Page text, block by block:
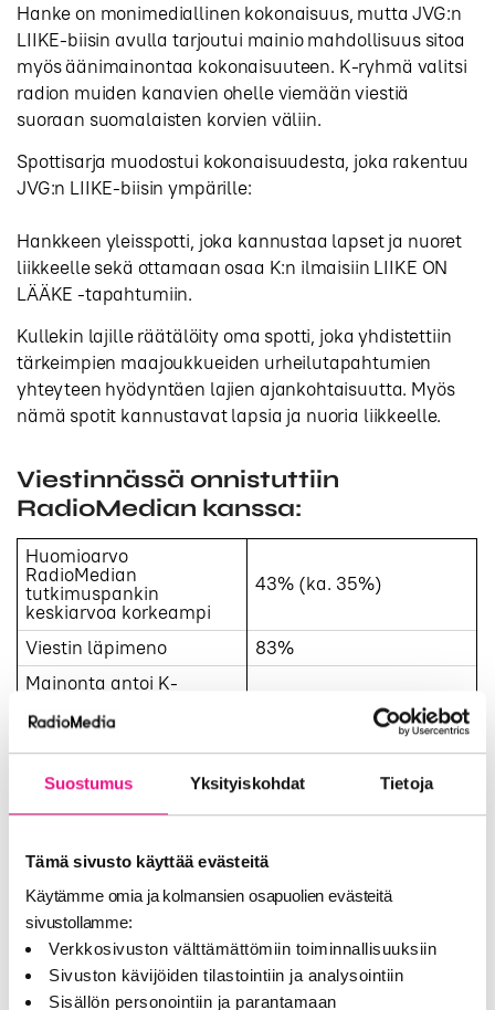
Suostumus Yksityiskohdat Tietoja
Tämä sivusto käyttää evästeitä
Käytämme omia ja kolmansien osapuolien evästeitä
sivustollamme:
Verkkosivuston välttämättömiin toiminnallisuuksiin
Sivuston kävijöiden tilastointiin ja analysointiin
Sisällön personointiin ja parantamaan
Hanke on monimediallinen kokonaisuus, mutta JVG:n
LIIKE-biisin avulla tarjoutui mainio mahdollisuus sitoa
myös äänimainontaa kokonaisuuteen. K-ryhmä valitsi
radion muiden kanavien ohelle viemään viestiä
suoraan suomalaisten korvien väliin.
Spottisarja muodostui kokonaisuudesta, joka rakentuu
JVG:n LIIKE-biisin ympärille:
Hankkeen yleisspotti, joka kannustaa lapset ja nuoret
liikkeelle sekä ottamaan osaa K:n ilmaisiin LIIKE ON
LÄÄKE -tapahtumiin.
Kullekin lajille räätälöity oma spotti, joka yhdistettiin
tärkeimpien maajoukkueiden urheilutapahtumien
yhteyteen hyödyntäen lajien ajankohtaisuutta. Myös
nämä spotit kannustavat lapsia ja nuoria liikkeelle.
Viestinnässä onnistuttiin
RadioMedian kanssa:
Huomioarvo
RadioMedian
tutkimuspankin
keskiarvoa korkeampi
43% (ka. 35%)
Viestin läpimeno
83%
Mainonta antoi K-
kuvan
Kertoi ymmärrettävästi
K-ryhmän
vastuullisuusteoista
59%
Radiomainonta toi hankkeelle lisäpeittoa uusiin
kohderyhmiin, joka auttoi meitä tavoittamaan entistä
laajemman joukon kiireisiä lapsiperheitä. Sisältömme
puhutteli myös nuoria kohderyhmiä, josta olimme
todella ilahtuneita. Radiomedian avulla saimme
ratkaisun, jossa viestimme kuuluu laajasti – lähes